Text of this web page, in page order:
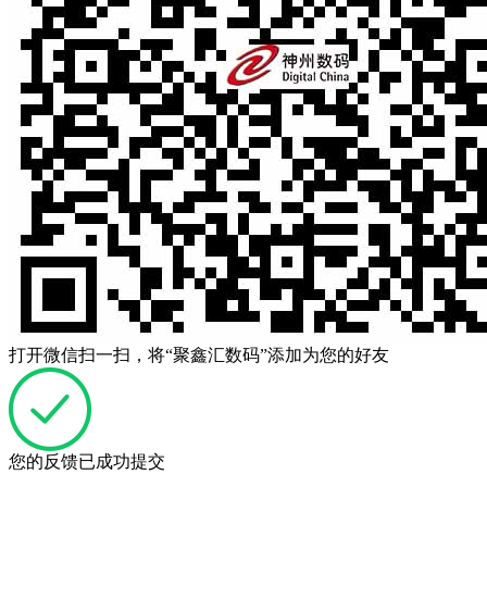
打开微信扫一扫，将“聚鑫汇数码”添加为您的好友
您的反馈已成功提交